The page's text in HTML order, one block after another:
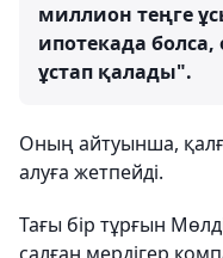
миллион теңге
ипотекада
ұстап қалады".
Оның айтуынша,
алуға жетпейді.
Тағы бір тұрғын